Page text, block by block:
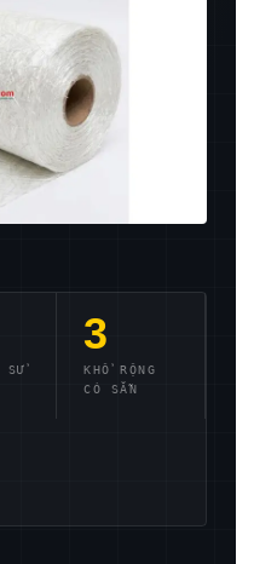
SỬ
3
KHỔ RỘNG
CÓ SẴN